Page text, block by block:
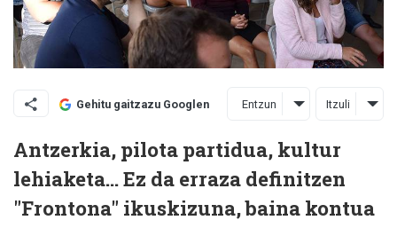
Gehitu gaitzazu Googlen Entzun Itzuli
Antzerkia, pilota partidua, kultur
lehiaketa… Ez da erraza definitzen
"Frontona" ikuskizuna, baina kontua